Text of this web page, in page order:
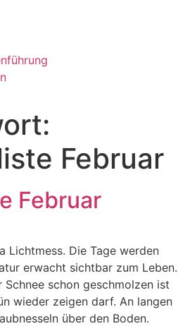
Februar
Februar
Lichtmess. Die Tage werden
erwacht sichtbar zum Leben.
schon geschmolzen ist
wieder zeigen darf. An langen
über den Boden.